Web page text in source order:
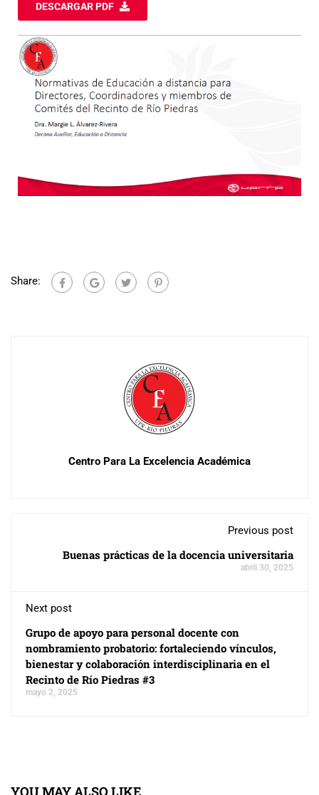
DESCARGAR PDF
Share:
Centro Para La Excelencia Académica
Previous post
Buenas prácticas de la docencia universitaria
abril 30, 2025
Next post
Grupo de apoyo para personal docente con
nombramiento probatorio: fortaleciendo vínculos,
bienestar y colaboración interdisciplinaria en el
Recinto de Río Piedras #3
mayo 2, 2025
YOU MAY ALSO LIKE